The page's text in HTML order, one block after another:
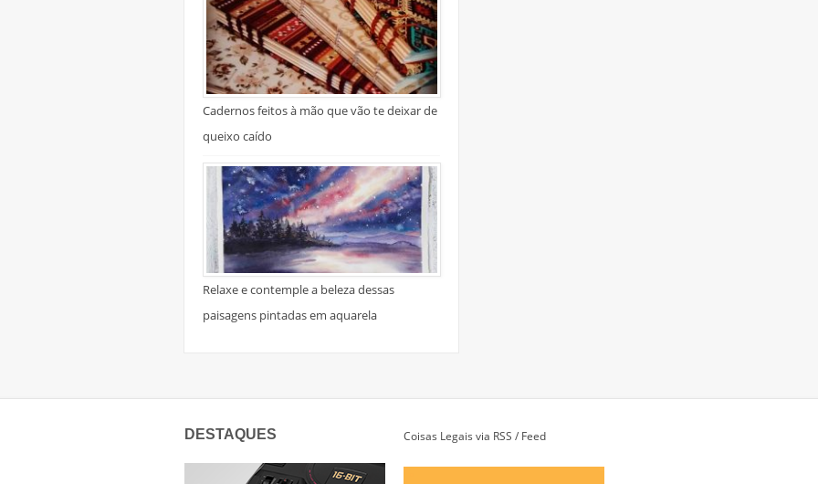
Cadernos feitos à mão que vão te deixar de
queixo caído
Relaxe e contemple a beleza dessas
paisagens pintadas em aquarela
DESTAQUES Coisas Legais via RSS / Feed